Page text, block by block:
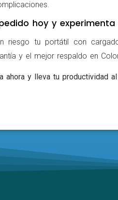
hoy y
riesgo tu portátil con
y el mejor respaldo en
ahora y lleva tu productividad